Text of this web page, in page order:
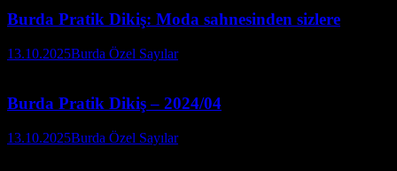
Burda Pratik Dikiş: Moda sahnesinden sizlere
13.10.2025Burda Özel Sayılar
Burda Pratik Dikiş – 2024/04
13.10.2025Burda Özel Sayılar